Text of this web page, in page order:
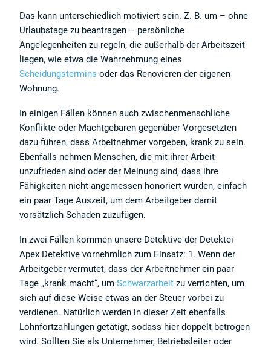
Das kann unterschiedlich motiviert sein. Z. B. um – ohne
Urlaubstage zu beantragen – persönliche
Angelegenheiten zu regeln, die außerhalb der Arbeitszeit
liegen, wie etwa die Wahrnehmung eines
Scheidungstermins oder das Renovieren der eigenen
Wohnung.
In einigen Fällen können auch zwischenmenschliche
Konflikte oder Machtgebaren gegenüber Vorgesetzten
dazu führen, dass Arbeitnehmer vorgeben, krank zu sein.
Ebenfalls nehmen Menschen, die mit ihrer Arbeit
unzufrieden sind oder der Meinung sind, dass ihre
Fähigkeiten nicht angemessen honoriert würden, einfach
ein paar Tage Auszeit, um dem Arbeitgeber damit
vorsätzlich Schaden zuzufügen.
In zwei Fällen kommen unsere Detektive der Detektei
Apex Detektive vornehmlich zum Einsatz: 1. Wenn der
Arbeitgeber vermutet, dass der Arbeitnehmer ein paar
Tage „krank macht“, umSchwarzarbeit zu verrichten, um
sich auf diese Weise etwas an der Steuer vorbei zu
verdienen. Natürlich werden in dieser Zeit ebenfalls
Lohnfortzahlungen getätigt, sodass hier doppelt betrogen
wird. Sollten Sie als Unternehmer, Betriebsleiter oder